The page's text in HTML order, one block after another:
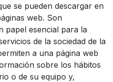
se pueden descargar en
web. Son
papel esencial para la
de la sociedad de la
a una página web
sobre los hábitos
o de su equipo y,